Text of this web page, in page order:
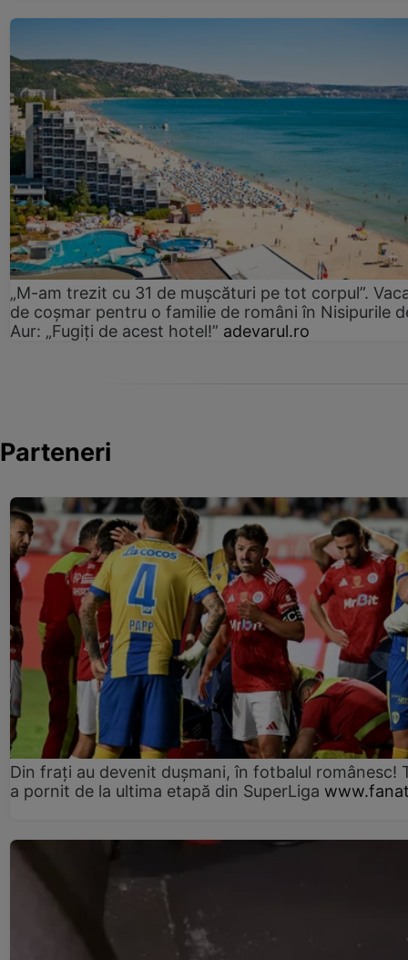
„M-am trezit cu 31 de mușcături pe tot corpul”.
de coșmar pentru o familie de români în Nisipurile
Aur: „Fugiți de acest hotel!” adevarul.ro
Parteneri
Din frați au devenit dușmani, în fotbalul românesc!
a pornit de la ultima etapă din SuperLiga